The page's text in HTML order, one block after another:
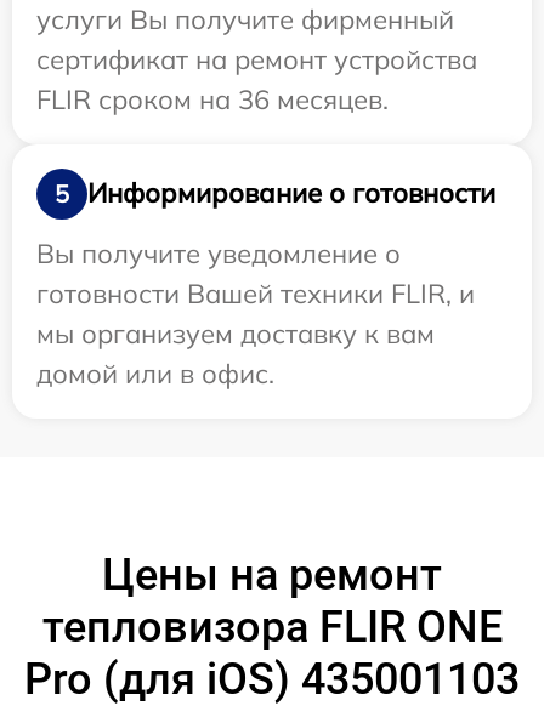
услуги Вы получите фирменный
сертификат на ремонт устройства
FLIR сроком на 36 месяцев.
5
Информирование о готовности
Вы получите уведомление о
готовности Вашей техники FLIR, и
мы организуем доставку к вам
домой или в офис.
Цены на ремонт
тепловизора FLIR ONE
Pro (для iOS) 435001103